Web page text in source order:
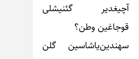
گئنیشلی
وطن؟
گلن